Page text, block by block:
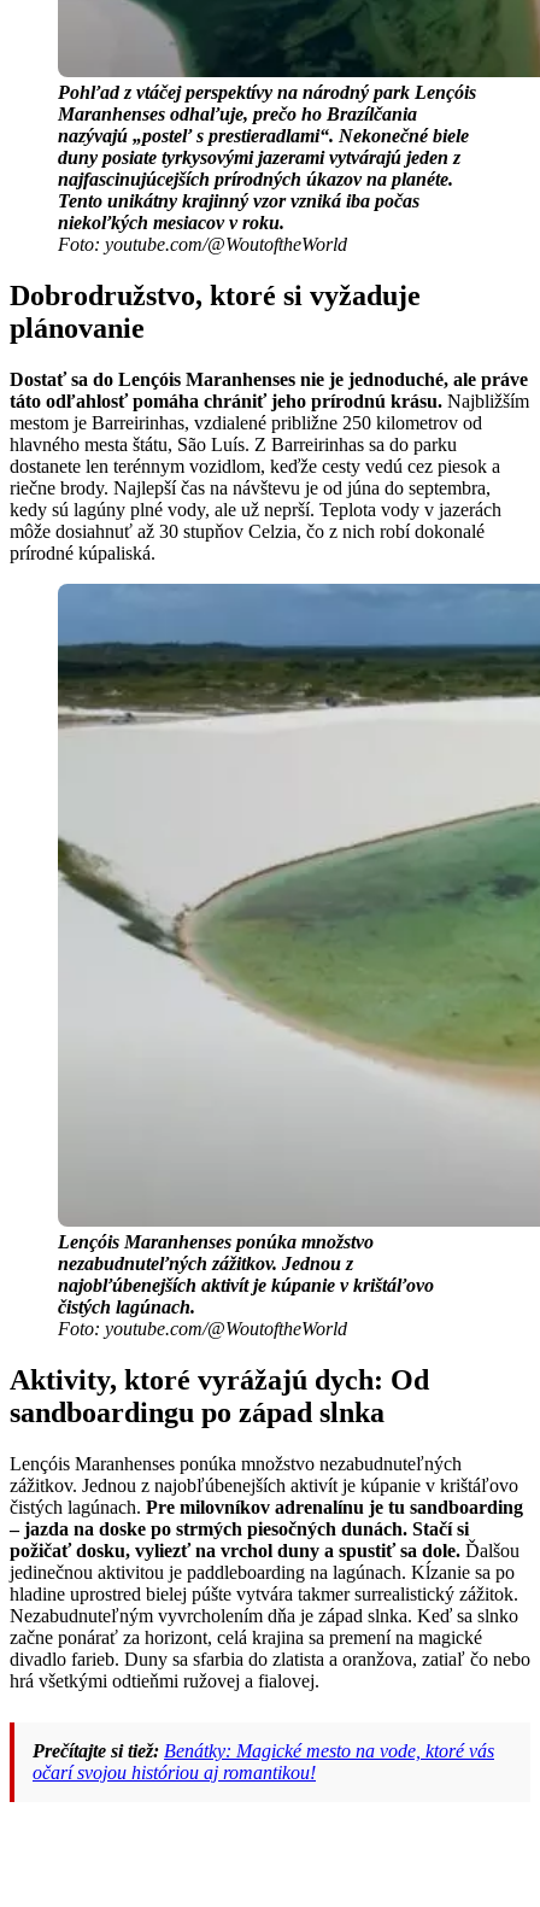
Pohľad z vtáčej perspektívy na národný park Lençóis
Maranhenses odhaľuje, prečo ho Brazílčania
nazývajú „posteľ s prestieradlami“. Nekonečné biele
duny posiate tyrkysovými jazerami vytvárajú jeden z
najfascinujúcejších prírodných úkazov na planéte.
Tento unikátny krajinný vzor vzniká iba počas
niekoľkých mesiacov v roku.
Foto: youtube.com/@WoutoftheWorld
Dobrodružstvo, ktoré si vyžaduje
plánovanie
Dostať sa do Lençóis Maranhenses nie je jednoduché, ale práve
táto odľahlosť pomáha chrániť jeho prírodnú krásu. Najbližším
mestom je Barreirinhas, vzdialené približne 250 kilometrov od
hlavného mesta štátu, São Luís. Z Barreirinhas sa do parku
dostanete len terénnym vozidlom, keďže cesty vedú cez piesok a
riečne brody. Najlepší čas na návštevu je od júna do septembra,
kedy sú lagúny plné vody, ale už neprší. Teplota vody v jazerách
môže dosiahnuť až 30 stupňov Celzia, čo z nich robí dokonalé
prírodné kúpaliská.
Lençóis Maranhenses ponúka množstvo
nezabudnuteľných zážitkov. Jednou z
najobľúbenejších aktivít je kúpanie v krištáľovo
čistých lagúnach.
Foto: youtube.com/@WoutoftheWorld
Aktivity, ktoré vyrážajú dych: Od
sandboardingu po západ slnka
Lençóis Maranhenses ponúka množstvo nezabudnuteľných
zážitkov. Jednou z najobľúbenejších aktivít je kúpanie v krištáľovo
čistých lagúnach. Pre milovníkov adrenalínu je tu sandboarding
– jazda na doske po strmých piesočných dunách. Stačí si
požičať dosku, vyliezť na vrchol duny a spustiť sa dole. Ďalšou
jedinečnou aktivitou je paddleboarding na lagúnach. Kĺzanie sa po
hladine uprostred bielej púšte vytvára takmer surrealistický zážitok.
Nezabudnuteľným vyvrcholením dňa je západ slnka. Keď sa slnko
začne ponárať za horizont, celá krajina sa premení na magické
divadlo farieb. Duny sa sfarbia do zlatista a oranžova, zatiaľ čo nebo
hrá všetkými odtieňmi ružovej a fialovej.
Prečítajte si tiež: Benátky: Magické mesto na vode, ktoré vás
očarí svojou históriou aj romantikou!